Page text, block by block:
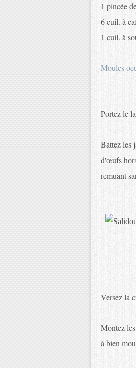
1 pincée
6 cuil. à
1 cuil. à
Moules
Portez le
Battez les
d'œufs
remuant
Versez la
Montez
à bien